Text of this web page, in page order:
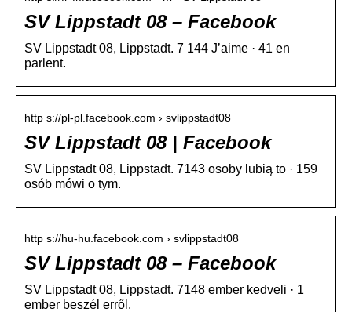
SV Lippstadt 08 – Facebook
SV Lippstadt 08, Lippstadt. 7 144 J’aime · 41 en
parlent.
http s://pl-pl.facebook.com › svlippstadt08
SV Lippstadt 08 | Facebook
SV Lippstadt 08, Lippstadt. 7143 osoby lubią to · 159
osób mówi o tym.
http s://hu-hu.facebook.com › svlippstadt08
SV Lippstadt 08 – Facebook
SV Lippstadt 08, Lippstadt. 7148 ember kedveli · 1
ember beszél erről.